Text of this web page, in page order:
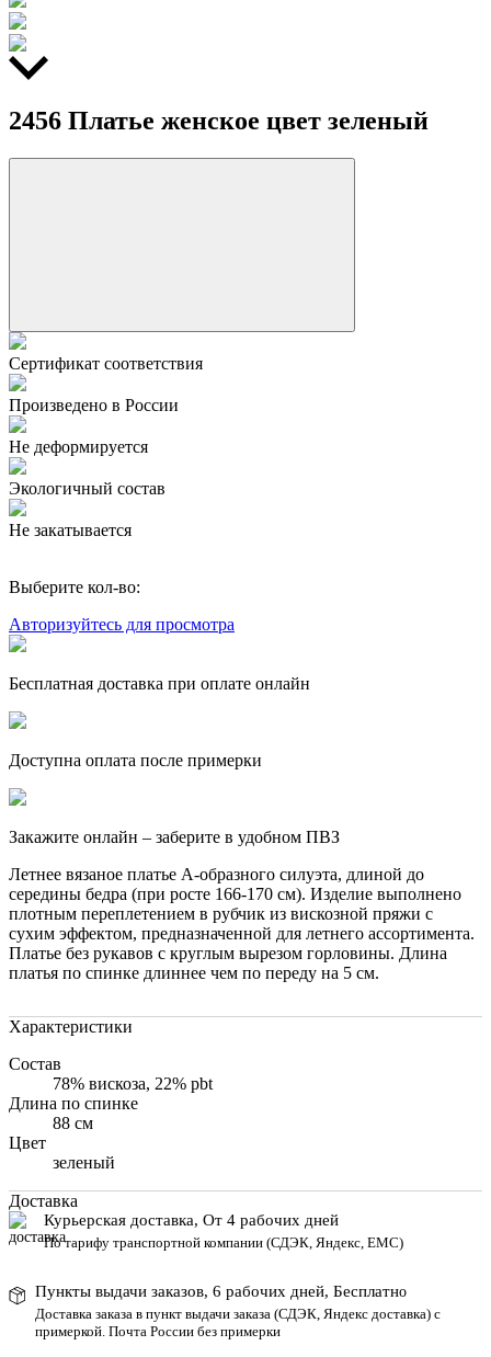
2456 Платье женское цвет зеленый
Сертификат соответствия
Произведено в России
Не деформируется
Экологичный состав
Не закатывается
Выберите кол-во:
Авторизуйтесь для просмотра
Бесплатная доставка при оплате онлайн
Доступна оплата после примерки
Закажите онлайн – заберите в удобном ПВЗ
Летнее вязаное платье А-образного силуэта, длиной до
середины бедра (при росте 166-170 см). Изделие выполнено
плотным переплетением в рубчик из вискозной пряжи с
сухим эффектом, предназначенной для летнего ассортимента.
Платье без рукавов с круглым вырезом горловины. Длина
платья по спинке длиннее чем по переду на 5 см.
Характеристики
Состав
78% вискоза, 22% pbt
Длина по спинке
88 см
Цвет
зеленый
Доставка
Курьерская доставка, От 4 рабочих дней
По тарифу транспортной компании (СДЭК, Яндекс, ЕМС)
Пункты выдачи заказов, 6 рабочих дней, Бесплатно
Доставка заказа в пункт выдачи заказа(СДЭК, Яндекс доставка) с
примеркой. Почта России без примерки